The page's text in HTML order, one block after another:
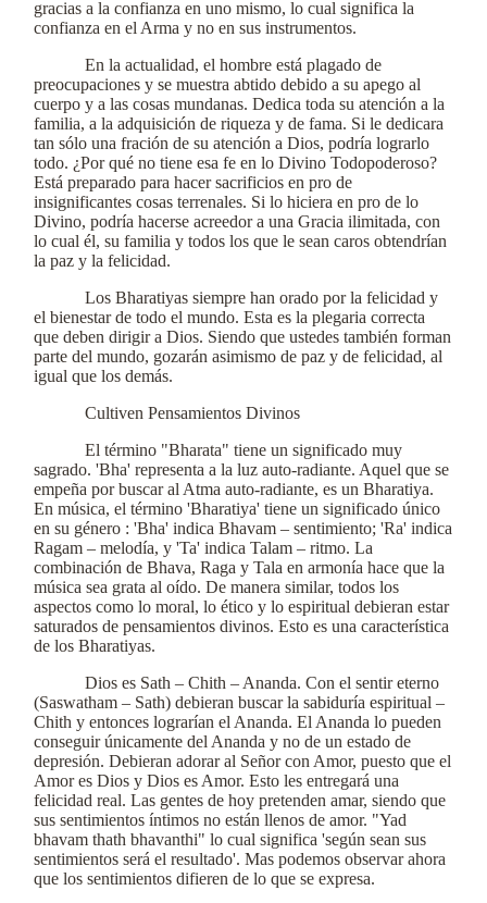
gracias a la confianza en uno mismo, lo cual significa la
confianza en el Arma y no en sus instrumentos.
En la actualidad, el hombre está plagado de
preocupaciones y se muestra abtido debido a su apego al
cuerpo y a las cosas mundanas. Dedica toda su atención a la
familia, a la adquisición de riqueza y de fama. Si le dedicara
tan sólo una fración de su atención a Dios, podría lograrlo
todo. ¿Por qué no tiene esa fe en lo Divino Todopoderoso?
Está preparado para hacer sacrificios en pro de
insignificantes cosas terrenales. Si lo hiciera en pro de lo
Divino, podría hacerse acreedor a una Gracia ilimitada, con
lo cual él, su familia y todos los que le sean caros obtendrían
la paz y la felicidad.
Los Bharatiyas siempre han orado por la felicidad y
el bienestar de todo el mundo. Esta es la plegaria correcta
que deben dirigir a Dios. Siendo que ustedes también forman
parte del mundo, gozarán asimismo de paz y de felicidad, al
igual que los demás.
Cultiven Pensamientos Divinos
El término "Bharata" tiene un significado muy
sagrado. 'Bha' representa a la luz auto-radiante. Aquel que se
empeña por buscar al Atma auto-radiante, es un Bharatiya.
En música, el término 'Bharatiya' tiene un significado único
en su género : 'Bha' indica Bhavam – sentimiento; 'Ra' indica
Ragam – melodía, y 'Ta' indica Talam – ritmo. La
combinación de Bhava, Raga y Tala en armonía hace que la
música sea grata al oído. De manera similar, todos los
aspectos como lo moral, lo ético y lo espiritual debieran estar
saturados de pensamientos divinos. Esto es una característica
de los Bharatiyas.
Dios es Sath – Chith – Ananda. Con el sentir eterno
(Saswatham – Sath) debieran buscar la sabiduría espiritual –
Chith y entonces lograrían el Ananda. El Ananda lo pueden
conseguir únicamente del Ananda y no de un estado de
depresión. Debieran adorar al Señor con Amor, puesto que el
Amor es Dios y Dios es Amor. Esto les entregará una
felicidad real. Las gentes de hoy pretenden amar, siendo que
sus sentimientos íntimos no están llenos de amor. "Yad
bhavam thath bhavanthi" lo cual significa 'según sean sus
sentimientos será el resultado'. Mas podemos observar ahora
que los sentimientos difieren de lo que se expresa.